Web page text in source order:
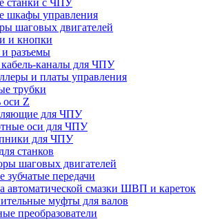
станки с ЧПУ
шкафы управления
шаговых двигателей
и кнопки
разъемы
каналы для ЧПУ
и платы управления
трубки
оси Z
для ЧПУ
оси для ЧПУ
для ЧПУ
станков
шаговых двигателей
зубчатые передачи
автоматической смазки ШВП и кареток
муфты для валов
преобразователи